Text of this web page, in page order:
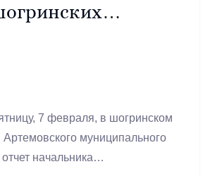
7 февраля, в шогринском
муниципального
начальника